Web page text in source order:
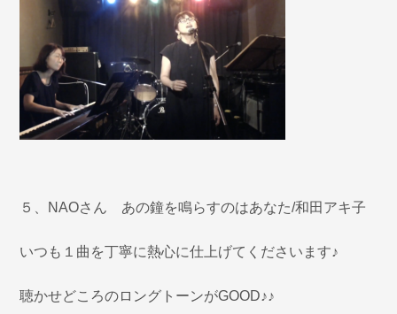
５、NAOさん あの鐘を鳴らすのはあなた/和田アキ子
いつも１曲を丁寧に熱心に仕上げてくださいます♪
聴かせどころのロングトーンがGOOD♪♪